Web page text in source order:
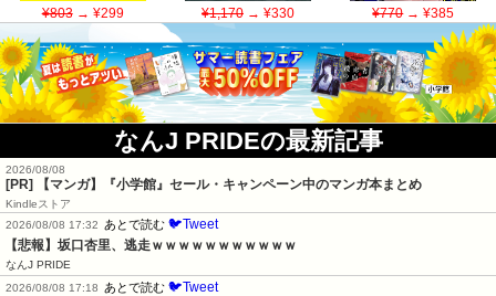
¥803→ ¥299 ¥1,170→ ¥330 ¥770→ ¥385
なんJ PRIDEの最新記事
2026/08/08
[PR] 【マンガ】『小学館』セール・キャンペーン中のマンガ本まとめ
Kindleストア
2026/08/08 17:32
あとで読む 🐦Tweet
【悲報】坂口杏里、逃走ｗｗｗｗｗｗｗｗｗｗｗ
なんJ PRIDE
2026/08/08 17:18
あとで読む 🐦Tweet